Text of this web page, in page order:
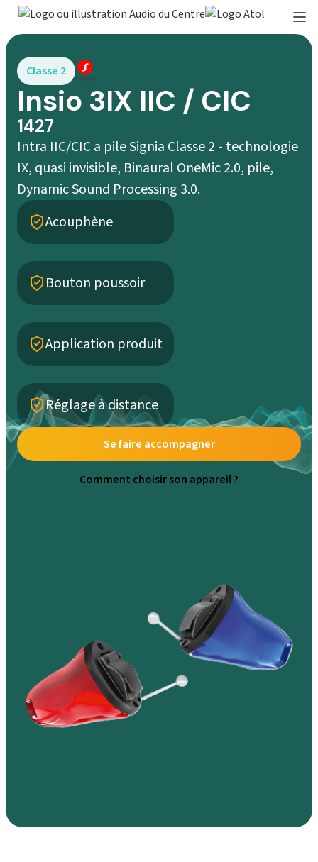
Classe 2
Insio 3IX IIC / CIC
1427
Intra IIC/CIC a pile Signia Classe 2 - technologie
IX, quasi invisible, Binaural OneMic 2.0, pile,
Dynamic Sound Processing 3.0.
Acouphène
Bouton poussoir
Application produit
Réglage à distance
Se faire accompagner
Comment choisir son appareil ?